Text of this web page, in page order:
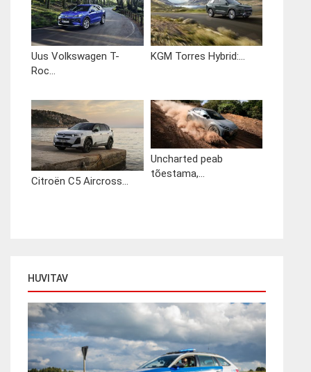
Uus Volkswagen T-
Roc...
KGM Torres Hybrid:...
Citroën C5 Aircross...
Uncharted peab
tõestama,...
HUVITAV